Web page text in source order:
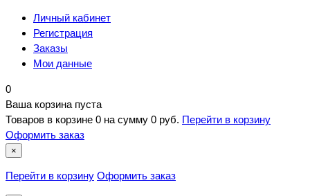
Личный кабинет
Регистрация
Заказы
Мои данные
0
Ваша корзина пуста
Товаров в корзине 0 на сумму 0 руб. Перейти в корзину
Оформить заказ
×
Перейти в корзину Оформить заказ